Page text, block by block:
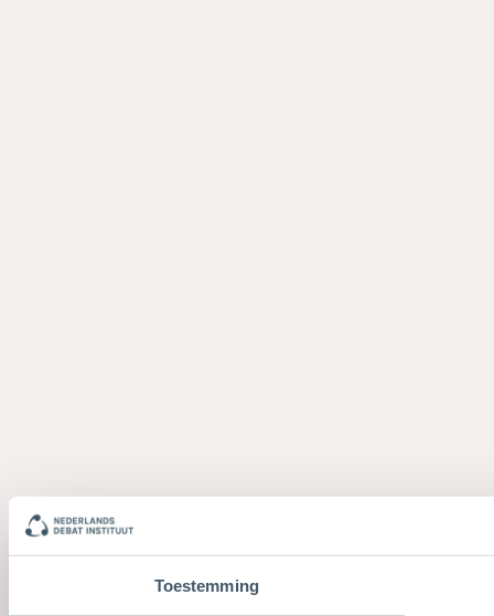
Toestemming